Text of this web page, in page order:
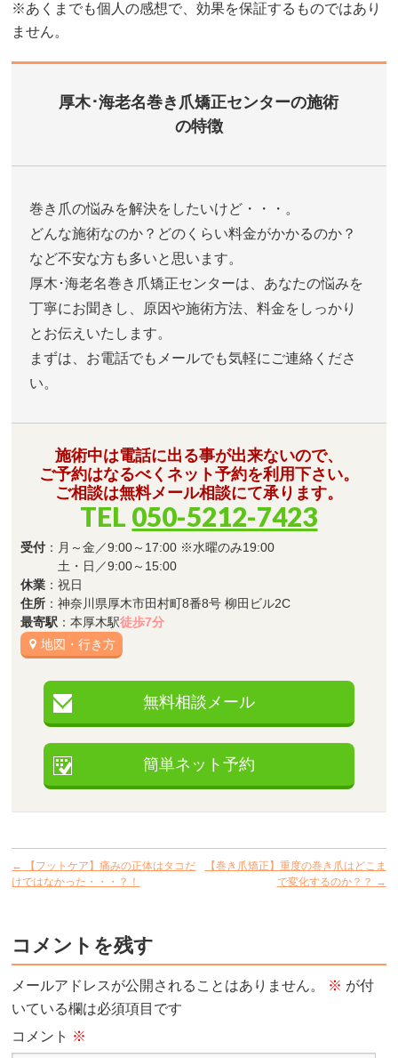
※あくまでも個人の感想で、効果を保証するものではあり
ません。
厚木･海老名巻き爪矯正センターの施術
の特徴
巻き爪の悩みを解決をしたいけど・・・。
どんな施術なのか？どのくらい料金がかかるのか？
など不安な方も多いと思います。
厚木･海老名巻き爪矯正センターは、あなたの悩みを
丁寧にお聞きし、原因や施術方法、料金をしっかり
とお伝えいたします。
まずは、お電話でもメールでも気軽にご連絡くださ
い。
施術中は電話に出る事が出来ないので、
ご予約はなるべくネット予約を利用下さい。
ご相談は無料メール相談にて承ります。
TEL 050-5212-7423
受付 ：月～金／9:00～17:00 ※水曜のみ19:00
土・日／9:00～15:00
休業 ：祝日
住所 ：神奈川県厚木市田村町8番8号 柳田ビル2C
最寄駅 ：本厚木駅徒歩7分
地図・行き方
無料相談メール
簡単ネット予約
←
【フットケア】痛みの正体はタコだ
けではなかった・・・？！
【巻き爪矯正】重度の巻き爪はどこま
で変化するのか？？ →
コメントを残す
メールアドレスが公開されることはありません。 ※ が付
いている欄は必須項目です
コメント ※